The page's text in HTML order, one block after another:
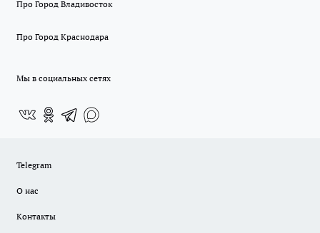
Про Город Владивосток
Про Город Краснодара
Мы в социальных сетях
Telegram
О нас
Контакты